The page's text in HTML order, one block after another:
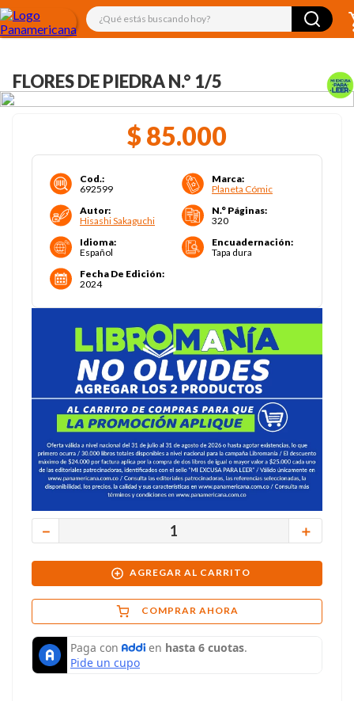
¿Qué estás buscando hoy?
FLORES DE PIEDRA N.° 1/5
$ 85.000
Cod.:
692599
Marca:
Planeta Cómic
Autor:
Hisashi Sakaguchi
N.° Páginas:
320
Idioma:
Español
Encuadernación:
Tapa dura
Fecha De Edición:
2024
＋
－
AGREGAR AL CARRITO
COMPRAR AHORA